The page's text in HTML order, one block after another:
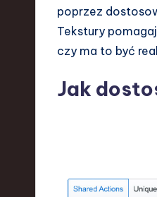
poprzez
Tekstury
czy ma to być
Jak